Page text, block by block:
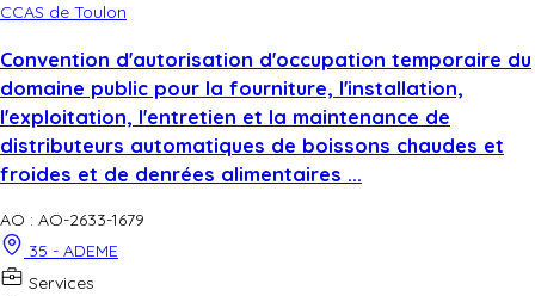
CCAS de Toulon
Convention d'autorisation d'occupation temporaire du
domaine public pour la fourniture, l'installation,
l'exploitation, l'entretien et la maintenance de
distributeurs automatiques de boissons chaudes et
froides et de denrées alimentaires ...
AO : AO-2633-1679
35 - ADEME
Services